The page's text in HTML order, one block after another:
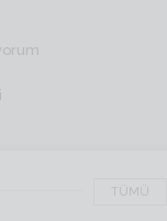
TÜMÜ